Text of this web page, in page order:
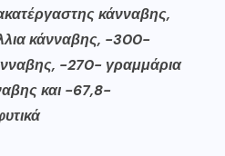
κάνναβης,
κάνναβης, -300-
-270- γραμμάρια
και -67,8-